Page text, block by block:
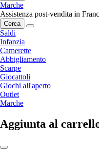
Marche
Assistenza post-vendita in
Cerca
Saldi
Infanzia
Camerette
Abbigliamento
Scarpe
Giocattoli
Giochi all'aperto
Outlet
Marche
Aggiunta al